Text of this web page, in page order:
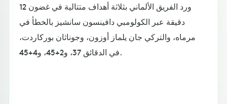
ورد الفريق الألماني بثلاثة أهداف متتالية في غضون 12
دقيقة عبر الكولومبي دافينسون سانشيز بالخطأ في
مرماه، والتركي جان يلماز أوزون، وجوناثان بوركاردت،
في الدقائق 37، و2+45، و4+45.